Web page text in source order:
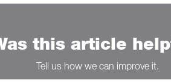
this article
Tell us how we can improve it.